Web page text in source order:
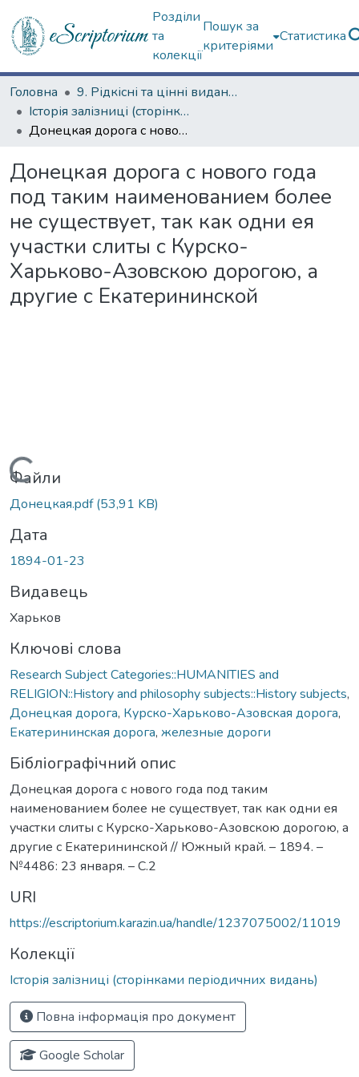
Розділи
та
колекції
Пошук за
критеріями
Статистика
Головна
9. Рідкісні та цінні видання
Історія залізниці (сторінками періодичних видань)
Донецкая дорога с нового года под таким наименованием более не существует, так как одни ея участки слиты с Курско-Харьково-Азовскою дорогою, а другие с Екатерининской
Донецкая дорога с нового года
под таким наименованием более
не существует, так как одни ея
участки слиты с Курско-
Харьково-Азовскою дорогою, а
другие с Екатерининской
Вантажиться...
Файли
Донецкая.pdf(53,91 KB)
Дата
1894-01-23
Видавець
Харьков
Ключові слова
Research Subject Categories::HUMANITIES and
RELIGION::History and philosophy subjects::History subjects,
Донецкая дорога, Курско-Харьково-Азовская дорога,
Екатерининская дорога, железные дороги
Бібліографічний опис
Донецкая дорога с нового года под таким
наименованием более не существует, так как одни ея
участки слиты с Курско-Харьково-Азовскою дорогою, а
другие с Екатерининской // Южный край. – 1894. –
№4486: 23 января. – С.2
URI
https://escriptorium.karazin.ua/handle/1237075002/11019
Колекції
Історія залізниці (сторінками періодичних видань)
Повна інформація про документ
Google Scholar